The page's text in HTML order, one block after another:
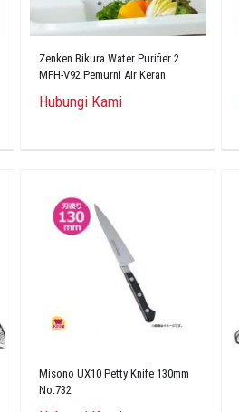
Zenken Bikura Water Purifier 2
MFH-V92 Pemurni Air Keran
Jepang
Hubungi Kami
Misono UX10 Petty Knife 130mm
No.732